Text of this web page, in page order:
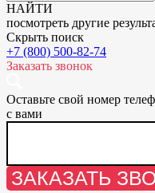
НАЙТИ
посмотреть другие
Скрыть поиск
+7 (800) 500-82-74
Заказать звонок
Оставьте свой номер
с вами
ЗАКАЗАТЬ